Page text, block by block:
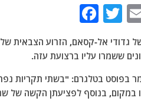
E
ai
l
T
w
itt
er
c
e
b
גדודי אל-קסאם, הזרוע הצבאית של
ששמרו עליו ברצועת עזה.
בפוסט בטלגרם: "בשתי תקריות
במקום, בנוסף לפציעתן הקשה של